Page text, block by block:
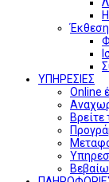
ΥΠΗΡΕΣΙΕΣ
Online
Βρείτε